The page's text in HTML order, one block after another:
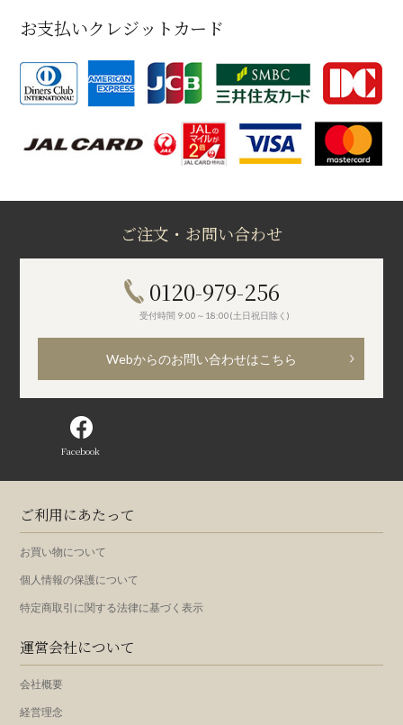
お支払いクレジットカード
ご注文・お問い合わせ
0120-979-256
受付時間 9:00～18:00(土日祝日除く)
Webからのお問い合わせはこちら
Facebook
ご利用にあたって
お買い物について
個人情報の保護について
特定商取引に関する法律に基づく表示
運営会社について
会社概要
経営理念